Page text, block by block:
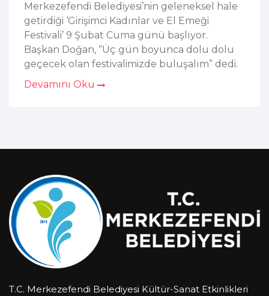
Merkezefendi Belediyesi’nin geleneksel hale
getirdiği ‘Girişimci Kadınlar ve El Emeği
Festivali’ 9 Şubat Cuma günü başlıyor.
Başkan Doğan, “Üç gün boyunca dolu dolu
geçecek olan festivalimizde buluşalım” dedi.
Devamını Oku
T.C. Merkezefendi Belediyesi Kültür-Sanat Etkinlikleri